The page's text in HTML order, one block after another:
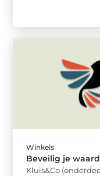
Winkels
Beveilig je
Kluis&Co